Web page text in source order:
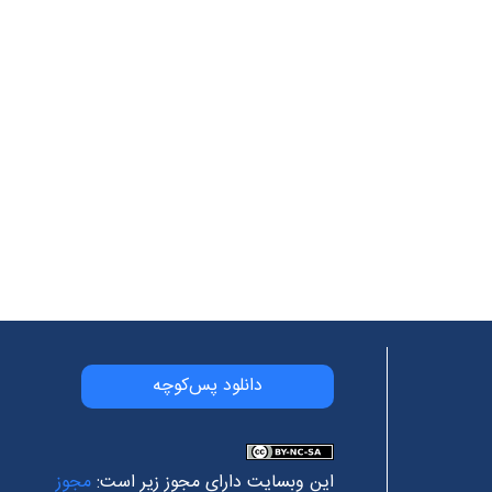
دانلود پس‌کوچه
این وبسایت دارای مجوز زیر است:مجوز